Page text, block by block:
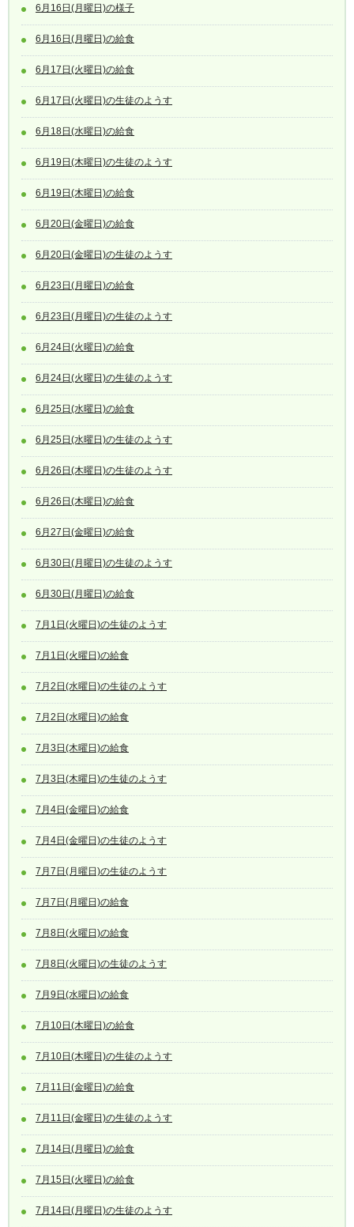
6月16日(月曜日)の様子
6月16日(月曜日)の給食
6月17日(火曜日)の給食
6月17日(火曜日)の生徒のようす
6月18日(水曜日)の給食
6月19日(木曜日)の生徒のようす
6月19日(木曜日)の給食
6月20日(金曜日)の給食
6月20日(金曜日)の生徒のようす
6月23日(月曜日)の給食
6月23日(月曜日)の生徒のようす
6月24日(火曜日)の給食
6月24日(火曜日)の生徒のようす
6月25日(水曜日)の給食
6月25日(水曜日)の生徒のようす
6月26日(木曜日)の生徒のようす
6月26日(木曜日)の給食
6月27日(金曜日)の給食
6月30日(月曜日)の生徒のようす
6月30日(月曜日)の給食
7月1日(火曜日)の生徒のようす
7月1日(火曜日)の給食
7月2日(水曜日)の生徒のようす
7月2日(水曜日)の給食
7月3日(木曜日)の給食
7月3日(木曜日)の生徒のようす
7月4日(金曜日)の給食
7月4日(金曜日)の生徒のようす
7月7日(月曜日)の生徒のようす
7月7日(月曜日)の給食
7月8日(火曜日)の給食
7月8日(火曜日)の生徒のようす
7月9日(水曜日)の給食
7月10日(木曜日)の給食
7月10日(木曜日)の生徒のようす
7月11日(金曜日)の給食
7月11日(金曜日)の生徒のようす
7月14日(月曜日)の給食
7月15日(火曜日)の給食
7月14日(月曜日)の生徒のようす